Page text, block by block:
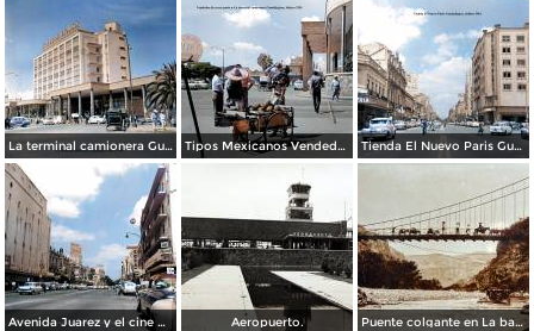
La terminal camionera Guadalajara, Jalisco 1961 Tipos Mexicanos Vendedor de cocos junto a La terminal camionera Guadalajara, Jalisco 1961 Tienda El Nuevo Paris Guadalajara, Jalisco 1961
Avenida Juarez y el cine Variedades Guadalajara, Jalisco 1961 Aeropuerto. Puente colgante en La barranca de Oblatos.